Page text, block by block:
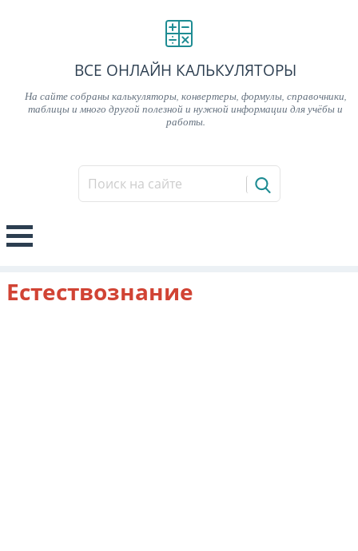
ВСЕ ОНЛАЙН КАЛЬКУЛЯТОРЫ
На сайте собраны калькуляторы, конвертеры, формулы, справочники,
таблицы и много другой полезной и нужной информации для учёбы и
работы.
Естествознание